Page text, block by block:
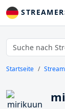
Startseite